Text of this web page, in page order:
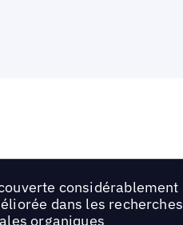
considérablement
dans les recherches
organiques